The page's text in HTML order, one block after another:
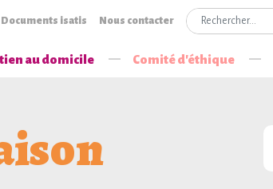
Documents isatis Nous contacter
au domicile Comité d'éthique